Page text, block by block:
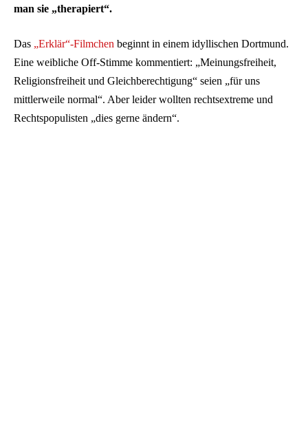
man sie „therapiert“.
Das „Erklär“-Filmchen beginnt in einem idyllischen Dortmund.
Eine weibliche Off-Stimme kommentiert: „Meinungsfreiheit,
Religionsfreiheit und Gleichberechtigung“ seien „für uns
mittlerweile normal“. Aber leider wollten rechtsextreme und
Rechtspopulisten „dies gerne ändern“.